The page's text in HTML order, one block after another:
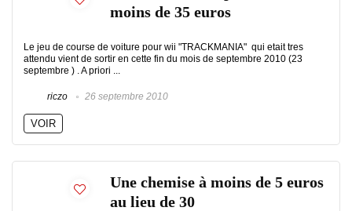
moins de 35 euros
Le jeu de course de voiture pour wii "TRACKMANIA" qui etait tres
attendu vient de sortir en cette fin du mois de septembre 2010 (23
septembre ) . A priori ...
riczo 26 septembre 2010
VOIR
Une chemise à moins de 5 euros
au lieu de 30